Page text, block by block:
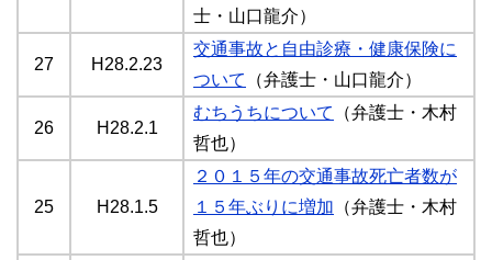
士・山口龍介）
27 H28.2.23
交通事故と自由診療・健康保険に
ついて
（弁護士・山口龍介）
26 H28.2.1
むちうちについて
（弁護士・木村
哲也）
25 H28.1.5
２０１５年の交通事故死亡者数が
１５年ぶりに増加 （弁護士・木村
哲也）